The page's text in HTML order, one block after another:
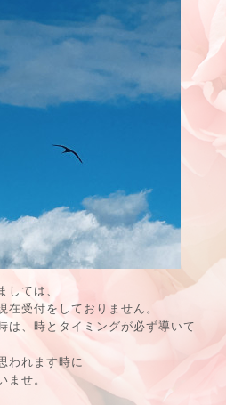
しては、
在受付をしておりません。
は、時とタイミングが必ず導いて
われます時に
せ。